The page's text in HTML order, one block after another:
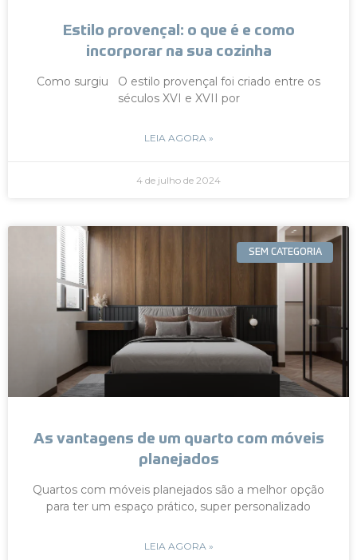
Estilo provençal: o que é e como
incorporar na sua cozinha
Como surgiu O estilo provençal foi criado entre os
séculos XVI e XVII por
LEIA AGORA »
4 de julho de 2024
SEM CATEGORIA
As vantagens de um quarto com móveis
planejados
Quartos com móveis planejados são a melhor opção
para ter um espaço prático, super personalizado
LEIA AGORA »